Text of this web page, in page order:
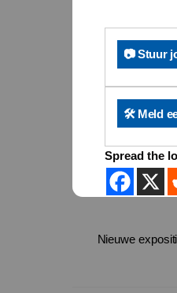
📷 Stuur
🛠️ Meld
Spread the
Nieuwe